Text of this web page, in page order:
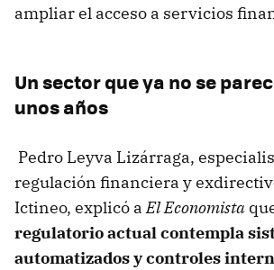
ampliar el acceso a servicios
Un sector que ya no se
unos años
Pedro Leyva Lizárraga,
regulación financiera y
Ictineo, explicó aEl Economista
regulatorio actual contempla
automatizados y controles